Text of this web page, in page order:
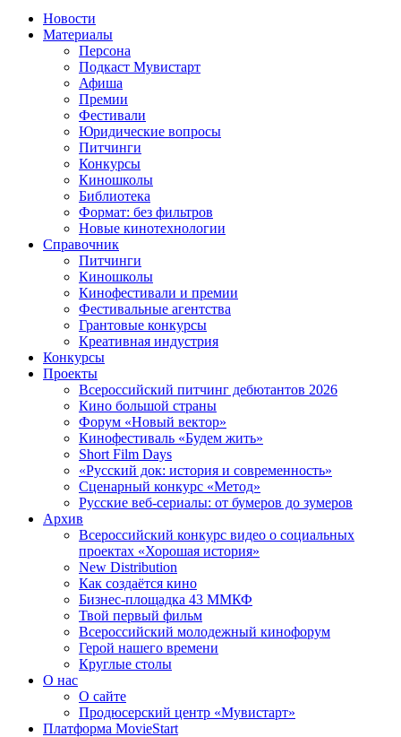
Новости
Материалы
Персона
Подкаст Мувистарт
Афиша
Премии
Фестивали
Юридические вопросы
Питчинги
Конкурсы
Киношколы
Библиотека
Формат: без фильтров
Новые кинотехнологии
Справочник
Питчинги
Киношколы
Кинофестивали и премии
Фестивальные агентства
Грантовые конкурсы
Креативная индустрия
Конкурсы
Проекты
Всероссийский питчинг дебютантов 2026
Кино большой страны
Форум «Новый вектор»
Кинофестиваль «Будем жить»
Short Film Days
«Русский док: история и современность»
Сценарный конкурс «Метод»
Русские веб-сериалы: от бумеров до зумеров
Архив
Всероссийский конкурс видео о социальных
проектах «Хорошая история»
New Distribution
Как создаётся кино
Бизнес-площадка 43 ММКФ
Твой первый фильм
Всероссийский молодежный кинофорум
Герой нашего времени
Круглые столы
О нас
О сайте
Продюсерский центр «Мувистарт»
Платформа MovieStart